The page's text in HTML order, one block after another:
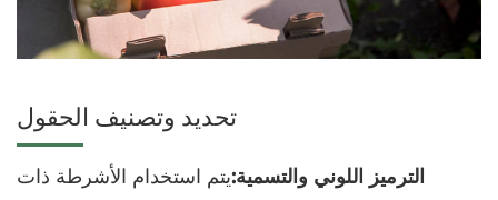
تحديد وتصنيف الحقول
الترميز اللوني والتسمية:يتم استخدام الأشرطة ذات